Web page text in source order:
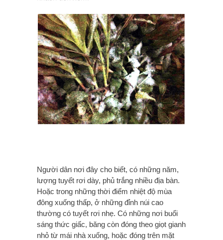
Người dân nơi đây cho biết, có những năm,
lượng tuyết rơi dày, phủ trắng nhiều địa bàn.
Hoặc trong những thời điểm nhiệt độ mùa
đông xuống thấp, ở những đỉnh núi cao
thường có tuyết rơi nhẹ. Có những nơi buổi
sáng thức giấc, băng còn đóng theo giọt gianh
nhỏ từ mái nhà xuống, hoặc đóng trên mặt